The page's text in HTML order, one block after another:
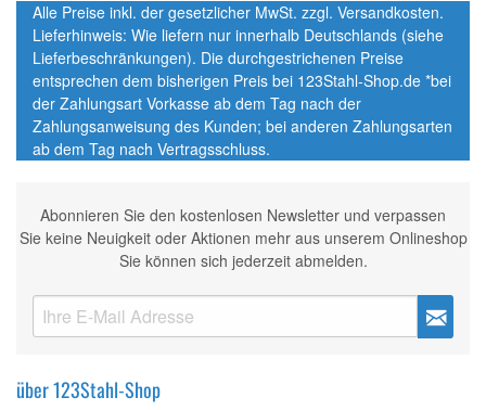
Alle Preise inkl. der gesetzlicher MwSt. zzgl. Versandkosten.
Lieferhinweis: Wie liefern nur innerhalb Deutschlands (siehe
Lieferbeschränkungen). Die durchgestrichenen Preise
entsprechen dem bisherigen Preis bei 123Stahl-Shop.de *bei
der Zahlungsart Vorkasse ab dem Tag nach der
Zahlungsanweisung des Kunden; bei anderen Zahlungsarten
ab dem Tag nach Vertragsschluss.
Abonnieren Sie den kostenlosen Newsletter und verpassen
Sie keine Neuigkeit oder Aktionen mehr aus unserem Onlineshop
Sie können sich jederzeit abmelden.
über 123Stahl-Shop